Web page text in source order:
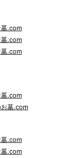
.com
.com
.com
墓.com
墓.com
墓.com
.com